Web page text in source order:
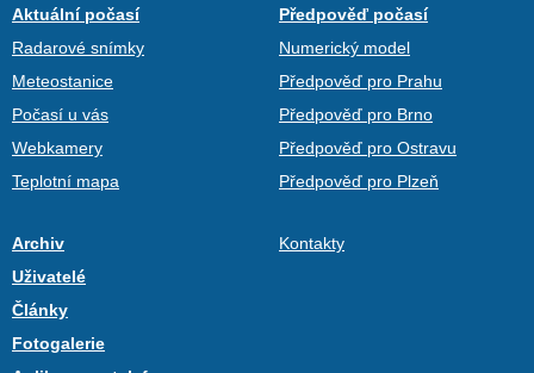
Aktuální počasí
Radarové snímky
Meteostanice
Počasí u vás
Webkamery
Teplotní mapa
Předpověď počasí
Numerický model
Předpověď pro Prahu
Předpověď pro Brno
Předpověď pro Ostravu
Předpověď pro Plzeň
Archiv
Uživatelé
Články
Fotogalerie
Kontakty